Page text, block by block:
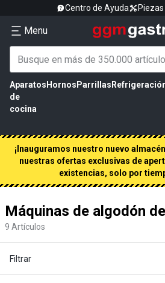
Centro de Ayuda
Menu
Aparatos
de
cocina
Hornos Parrillas
¡Inauguramos nuestro nuevo
nuestras ofertas exclusivas de
existencias, solo por
Máquinas de algodón
9 Artículos
Filtrar